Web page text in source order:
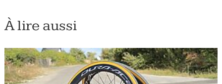
À lire aussi